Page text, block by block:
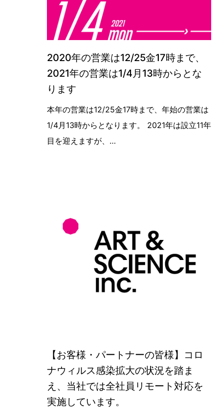
2020年の営業は12/25金17時まで、
2021年の営業は1/4月13時からとな
ります
【年末年始営業日のお知らせ】 本年
本年の営業は12/25金17時まで、年始の営業は
1/4月13時からとなります。 2021年は設立11年
目を迎えますが、…
【お客様・パートナーの皆様】コロ
ナウィルス感染拡大の状況を踏ま
え、当社では全社員リモート対応を
実施しています。